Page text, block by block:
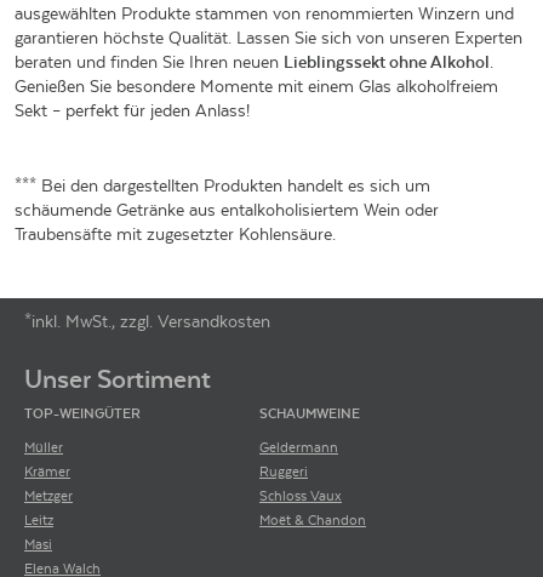
ausgewählten Produkte stammen von renommierten Winzern und
garantieren höchste Qualität. Lassen Sie sich von unseren Experten
beraten und finden Sie Ihren neuen Lieblingssekt ohne Alkohol
Genießen Sie besondere Momente mit einem Glas alkoholfreiem
Sekt – perfekt für jeden Anlass!
*** Bei den dargestellten Produkten handelt es sich um
schäumende Getränke aus entalkoholisiertem Wein oder
Traubensäfte mit zugesetzter Kohlensäure.
*inkl. MwSt., zzgl. Versandkosten
Unser Sortiment
TOP-WEINGÜTER
Müller
Krämer
Metzger
Leitz
Masi
Elena Walch
SCHAUMWEINE
Geldermann
Ruggeri
Schloss Vaux
Moët & Chandon